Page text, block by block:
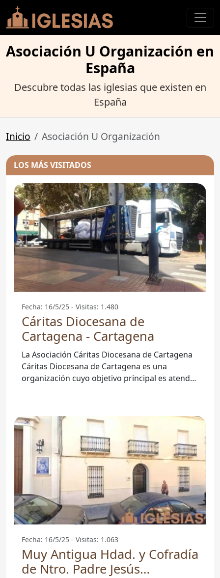
Asociación U Organización en
España
Descubre todas las iglesias que existen en
España
Inicio Asociación U Organización
LOS MÁS VISITADOS
Fecha: 16/5/25 - Visitas: 1.480
Cáritas Diocesana de
Cartagena - Cartagena
La Asociación Cáritas Diocesana de Cartagena
Cáritas Diocesana de Cartagena es una
organización cuyo objetivo principal es atender
Fecha: 16/5/25 - Visitas: 1.063
Muy Antigua Hdad. y Cofradía
de Ntro. Padre Jesús